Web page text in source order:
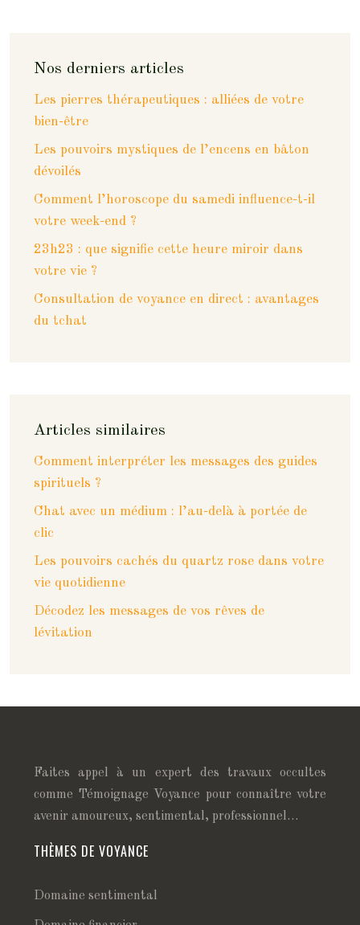
Nos derniers articles
Les pierres thérapeutiques : alliées de votre
bien-être
Les pouvoirs mystiques de l’encens en bâton
dévoilés
Comment l’horoscope du samedi influence-t-il
votre week-end ?
23h23 : que signifie cette heure miroir dans
votre vie ?
Consultation de voyance en direct : avantages
du tchat
Articles similaires
Comment interpréter les messages des guides
spirituels ?
Chat avec un médium : l’au-delà à portée de
clic
Les pouvoirs cachés du quartz rose dans votre
vie quotidienne
Décodez les messages de vos rêves de
lévitation
Faites appel à un expert des travaux occultes
comme Témoignage Voyance pour connaître votre
avenir amoureux, sentimental, professionnel…
THÈMES DE VOYANCE
Domaine sentimental